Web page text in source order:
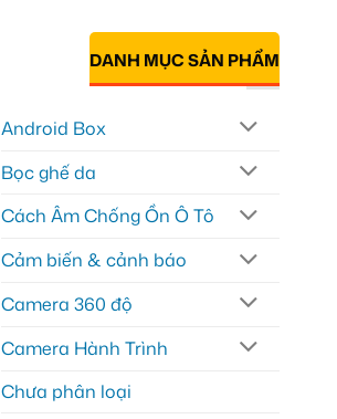
DANH MỤC SẢN PHẨM
Android Box
Bọc ghế da
Cách Âm Chống Ồn Ô Tô
Cảm biến & cảnh báo
Camera 360 độ
Camera Hành Trình
Chưa phân loại